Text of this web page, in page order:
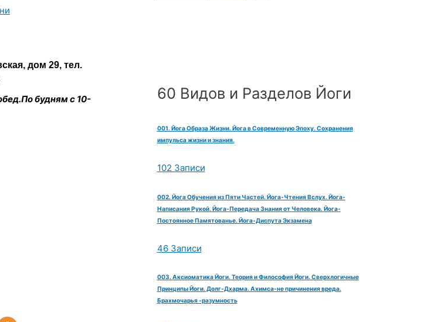
дом 29, тел.
будням с 10-
60 Видов и Разделов Йоги
001. Йога Образа Жизни. Йога в Современную Эпоху. Сохранения
импульса жизни и знания.
102 Записи
002. Йога Обучения из Пяти Частей. Йога-Чтения Вслух. Йога-
Написания Рукой. Йога-Передача Знания от Человека. Йога-
Постоянное Памятованье. Йога-Диспута Экзамена
46 Записи
003. Аксиоматика Йоги. Теория и Философия Йоги. Сверхлогичные
Принципы Йоги. Долг-Дхарма. Ахимса-не причинения вреда.
Брахмочарья -разумность